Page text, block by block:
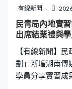
有線新聞
民青局內地實
出席結業禮與
【有線新聞】
劃」新增湖南傳
學員分享實習成